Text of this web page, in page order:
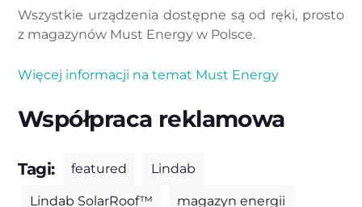
Wszystkie urządzenia dostępne są od ręki, prosto
z magazynów Must Energy w Polsce.
Więcej informacji na temat Must Energy
Współpraca reklamowa
Tagi: featured Lindab
Lindab SolarRoof™ magazyn energii